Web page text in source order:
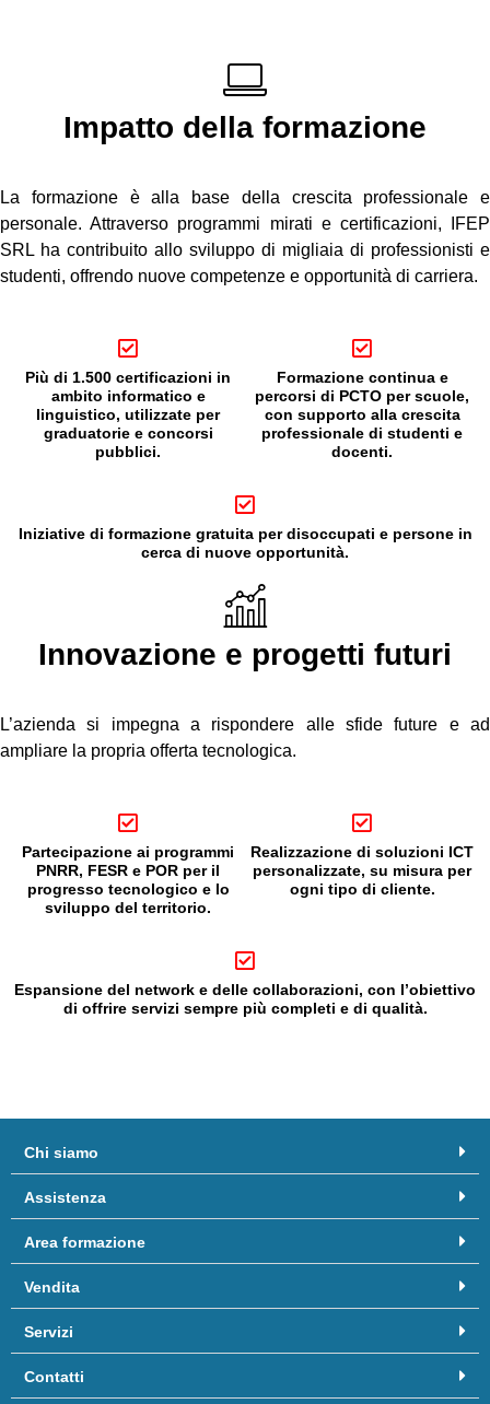
Impatto della formazione
La formazione è alla base della crescita professionale e
personale. Attraverso programmi mirati e certificazioni, IFEP
SRL ha contribuito allo sviluppo di migliaia di professionisti e
studenti, offrendo nuove competenze e opportunità di carriera.
Più di 1.500 certificazioni in
ambito informatico e
linguistico, utilizzate per
graduatorie e concorsi
pubblici.
Formazione continua e
percorsi di PCTO per scuole,
con supporto alla crescita
professionale di studenti e
docenti.
Iniziative di formazione gratuita per disoccupati e persone in
cerca di nuove opportunità.
Innovazione e progetti futuri
L’azienda si impegna a rispondere alle sfide future e ad
ampliare la propria offerta tecnologica.
Partecipazione ai programmi
PNRR, FESR e POR per il
progresso tecnologico e lo
sviluppo del territorio.
Realizzazione di soluzioni ICT
personalizzate, su misura per
ogni tipo di cliente.
Espansione del network e delle collaborazioni, con l’obiettivo
di offrire servizi sempre più completi e di qualità.
Chi siamo
Assistenza
Area formazione
Vendita
Servizi
Contatti